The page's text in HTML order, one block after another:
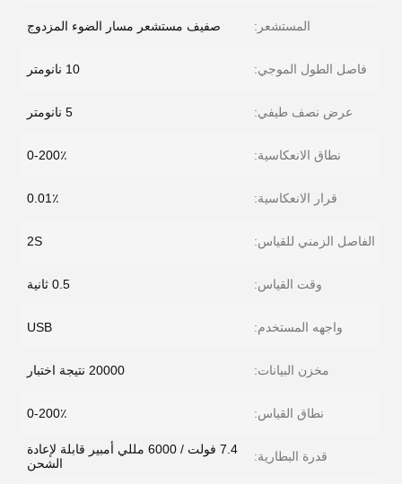
المستشعر: صفيف مستشعر مسار الضوء المزدوج
فاصل الطول الموجي: 10 نانومتر
عرض نصف طيفي: 5 نانومتر
نطاق الانعكاسية: 0-200٪
قرار الانعكاسية: 0.01٪
الفاصل الزمني للقياس: 2S
وقت القياس: 0.5 ثانية
واجهه المستخدم: USB
مخزن البيانات: 20000 نتيجة اختبار
نطاق القياس: 0-200٪
قدرة البطارية:
7.4 فولت / 6000 مللي أمبير قابلة لإعادة
الشحن